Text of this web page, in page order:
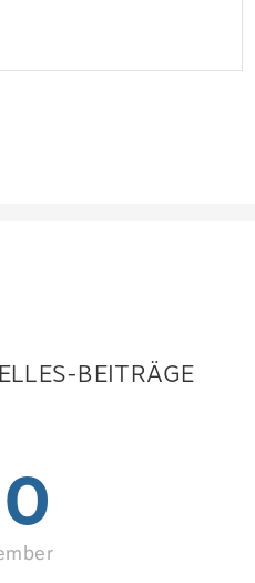
BEITRÄGE